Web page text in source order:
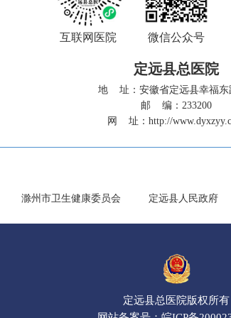
互联网医院 微信公众号
定远县总医院
地 址：安徽省定远县幸福东
邮 编：233200
网 址：http://
滁州市卫生健康委员会 定远县人民政府
定远县总医院版权所有